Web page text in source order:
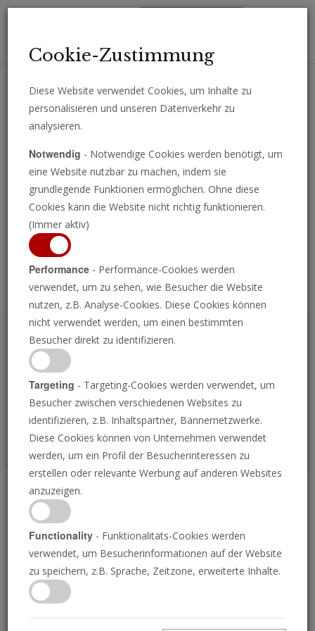
Erhalten Sie wichtige Analysen, Kommentare und Nachrichten
Programm ansehen
P
Amerika unter Beschuss
wurde prophezeit
09.05.2025 • 23 Minuten
Amerika wird von innen angegriffen. Jeder, der
aufmerksam ist, kann das sehen. Aber nur ein
Cookie-Zustimmung
Diese Website verwendet Cookies, um Inhalte zu
personalisieren und unseren Datenverkehr zu
analysieren.
Notwendig - Notwendige Cookies werden benötigt, um
eine Website nutzbar zu machen, indem sie
grundlegende Funktionen ermöglichen. Ohne diese
Cookies kann die Website nicht richtig funktionieren.
(Immer aktiv)
Performance - Performance-Cookies werden
verwendet, um zu sehen, wie Besucher die Website
nutzen, z.B. Analyse-Cookies. Diese Cookies können
nicht verwendet werden, um einen bestimmten
Besucher direkt zu identifizieren.
Targeting - Targeting-Cookies werden verwendet, um
Besucher zwischen verschiedenen Websites zu
identifizieren, z.B. Inhaltspartner, Bannernetzwerke.
Diese Cookies können von Unternehmen verwendet
werden, um ein Profil der Besucherinteressen zu
erstellen oder relevante Werbung auf anderen Websites
anzuzeigen.
Functionality - Funktionalitäts-Cookies werden
verwendet, um Besucherinformationen auf der Website
zu speichern, z.B. Sprache, Zeitzone, erweiterte Inhalte.